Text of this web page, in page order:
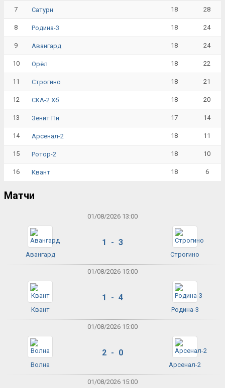
7 Сатурн 18 28
8 Родина-3 18 24
9 Авангард 18 24
10 Орёл 18 22
11 Строгино 18 21
12 СКА-2 Хб 18 20
13 Зенит Пн 17 14
14 Арсенал-2 18 11
15 Ротор-2 18 10
16 Квант 18 6
Матчи
01/08/2026 13:00
Авангард
1 - 3
Строгино
01/08/2026 15:00
Квант
1 - 4
Родина-3
01/08/2026 15:00
Волна
2 - 0
Арсенал-2
01/08/2026 15:00